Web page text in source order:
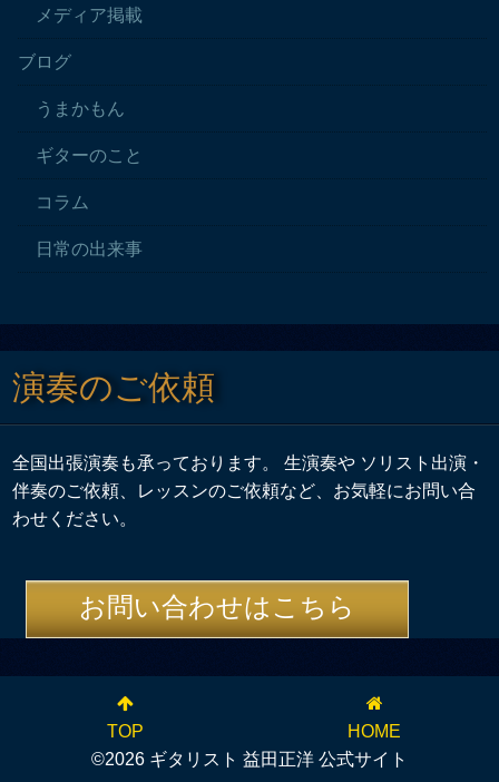
メディア掲載
ブログ
うまかもん
ギターのこと
コラム
日常の出来事
演奏のご依頼
全国出張演奏も承っております。 生演奏や ソリスト出演・
伴奏のご依頼、レッスンのご依頼など、お気軽にお問い合
わせください。
お問い合わせはこちら
TOP
HOME
©2026 ギタリスト 益田正洋 公式サイト